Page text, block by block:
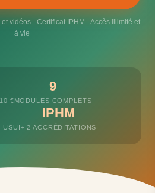
vidéos - Certificat IPHM - Accès illimité et
à vie
€
9
MODULES COMPLETS
USUI
IPHM
+ 2 ACCRÉDITATIONS